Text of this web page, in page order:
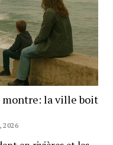
montre: la ville boit
2026